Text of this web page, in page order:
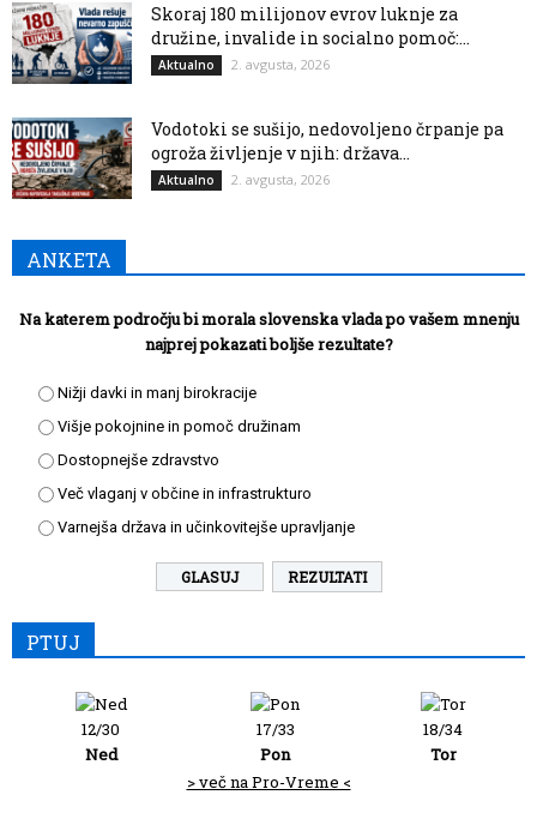
Skoraj 180 milijonov evrov luknje za
družine, invalide in socialno pomoč:...
Aktualno 2. avgusta, 2026
Vodotoki se sušijo, nedovoljeno črpanje pa
ogroža življenje v njih: država...
Aktualno 2. avgusta, 2026
ANKETA
Na katerem področju bi morala slovenska vlada po vašem mnenju
najprej pokazati boljše rezultate?
Nižji davki in manj birokracije
Višje pokojnine in pomoč družinam
Dostopnejše zdravstvo
Več vlaganj v občine in infrastrukturo
Varnejša država in učinkovitejše upravljanje
REZULTATI
PTUJ
12/30
Ned
17/33
Pon
18/34
Tor
> več na Pro-Vreme <